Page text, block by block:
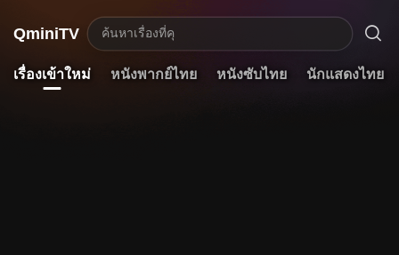
QminiTV ค้นหาเรื่องที่ค 
เรื่องเข้าใหม่ หนังพากย์ไทย หนังซับไทย นักแสดงไทย